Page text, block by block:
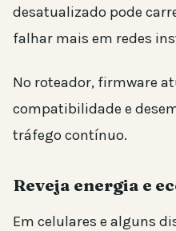
desatualizado pode
falhar mais em redes
No roteador, firmware
compatibilidade e
tráfego contínuo.
Reveja energia e
Em celulares e alguns